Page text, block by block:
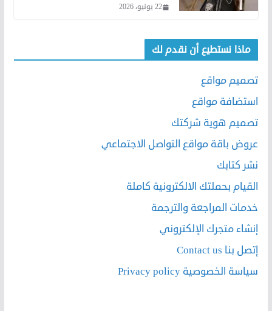
22 يونيو، 2026
ماذا نستطيع أن نقدم لك
تصميم مواقع
استضافة مواقع
تصميم هوية شركتك
عروض باقة مواقع التواصل الاجتماعي
نشر كتابك
القيام بحملتك الالكترونية كاملة
خدمات المراجعة والترجمة
إنشاء متجرك الإلكتروني
إتصل بنا Contact us
سياسة الخصوصية Privacy policy